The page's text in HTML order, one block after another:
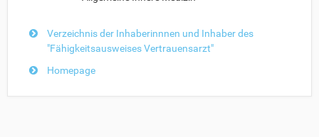
Verzeichnis der Inhaberinnnen und Inhaber des
"Fähigkeitsausweises Vertrauensarzt"
Homepage